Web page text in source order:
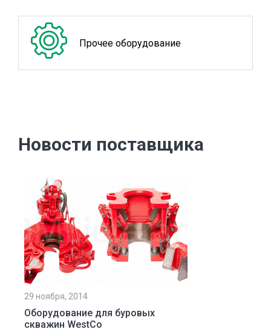
Прочее оборудование
Новости поставщика
29 ноября, 2014
Оборудование для буровых
скважин WestCo